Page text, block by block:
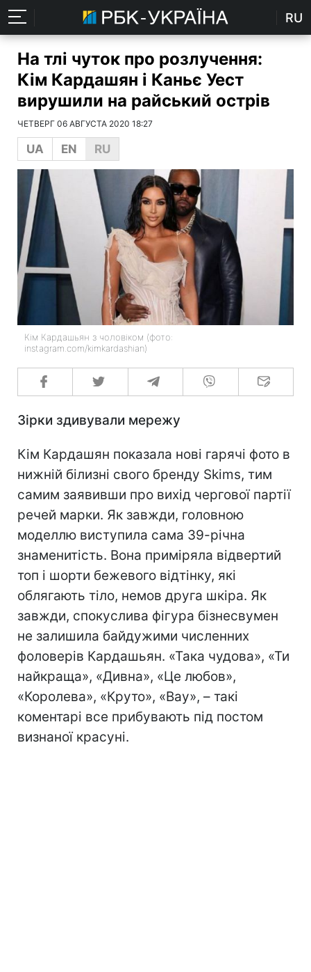
RU
На тлі чуток про розлучення:
Кім Кардашян і Каньє Уест
вирушили на райський острів
ЧЕТВЕРГ 06 АВГУСТА 2020 18:27
UA EN RU
Кім Кардашьян з чоловіком (фото:
instagram.com/kimkardashian)
Зірки здивували мережу
Кім Кардашян показала нові гарячі фото в
нижній білизні свого бренду Skims, тим
самим заявивши про вихід чергової партії
речей марки. Як завжди, головною
моделлю виступила сама 39-річна
знаменитість. Вона приміряла відвертий
топ і шорти бежевого відтінку, які
облягають тіло, немов друга шкіра. Як
завжди, спокуслива фігура бізнесвумен
не залишила байдужими численних
фоловерів Кардашьян. «Така чудова», «Ти
найкраща», «Дивна», «Це любов»,
«Королева», «Круто», «Вау», – такі
коментарі все прибувають під постом
визнаної красуні.